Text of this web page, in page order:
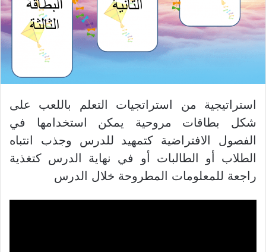
استراتيجية من استراتجيات التعلم باللعب على
شكل بطاقات مروحية يمكن استخدامها في
الفصول الافتراضية كتمهيد للدرس وجذب انتباه
الطلاب أو الطالبات أو في نهاية الدرس كتغذية
راجعة للمعلومات المطروحة خلال الدرس